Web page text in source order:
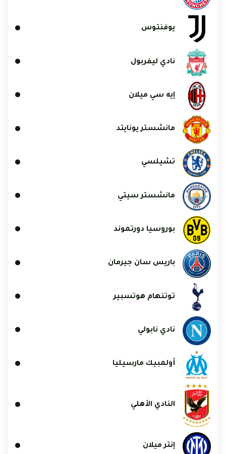
يوفنتوس
نادي ليفربول
إيه سي ميلان
مانشستر يونايتد
تشيلسي
مانشستر سيتي
بوروسيا دورتموند
باريس سان جيرمان
توتنهام هوتسبير
نادي نابولي
أولمبيك مارسيليا
النادي الأهلي
إنتر ميلان